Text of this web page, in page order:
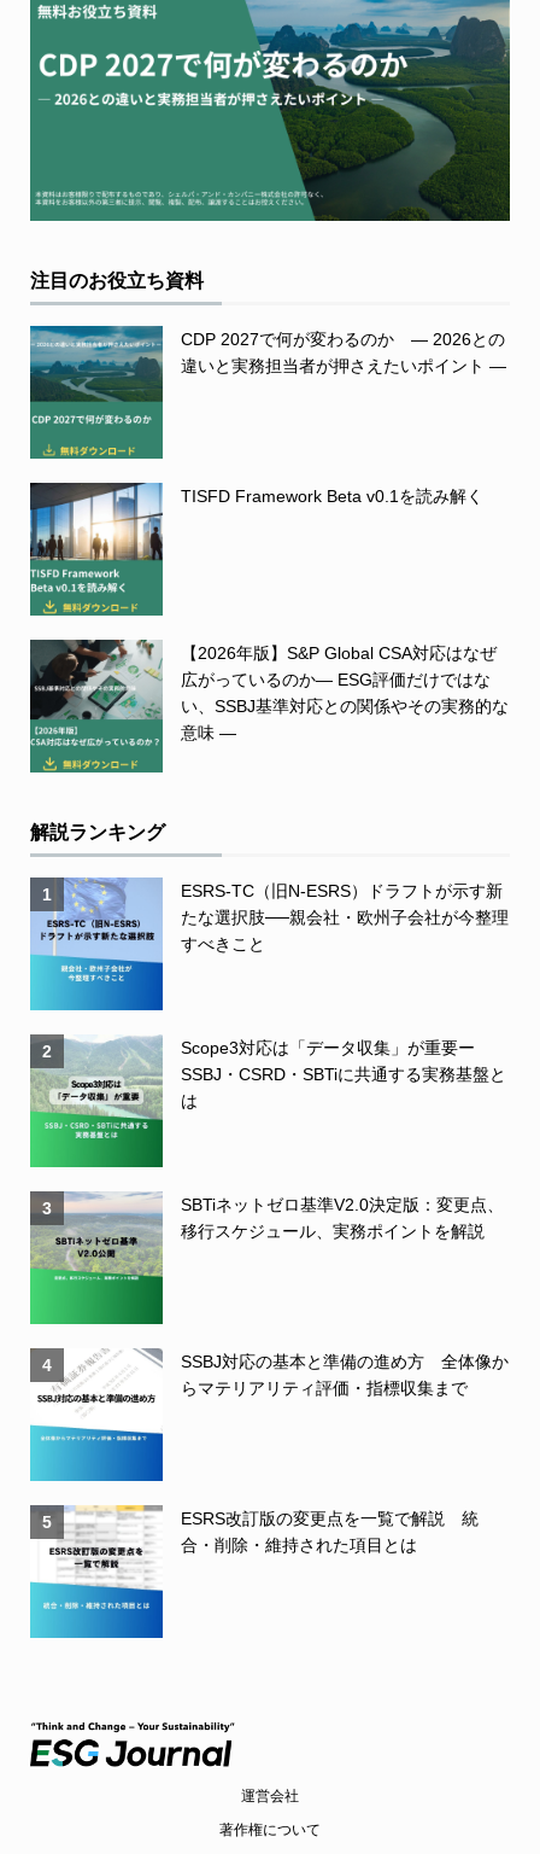
注目のお役立ち資料
CDP 2027で何が変わるのか ― 2026との
違いと実務担当者が押さえたいポイント ―
TISFD Framework Beta v0.1を読み解く
【2026年版】S&P Global CSA対応はなぜ
広がっているのか― ESG評価だけではな
い、SSBJ基準対応との関係やその実務的な
意味 ―
解説ランキング
1
ESRS-TC（旧N-ESRS）ドラフトが示す新
たな選択肢──親会社・欧州子会社が今整理
すべきこと
2
Scope3対応は「データ収集」が重要ー
SSBJ・CSRD・SBTiに共通する実務基盤と
は
3
SBTiネットゼロ基準V2.0決定版：変更点、
移行スケジュール、実務ポイントを解説
4
SSBJ対応の基本と準備の進め方 全体像か
らマテリアリティ評価・指標収集まで
5
ESRS改訂版の変更点を一覧で解説 統
合・削除・維持された項目とは
運営会社
著作権について